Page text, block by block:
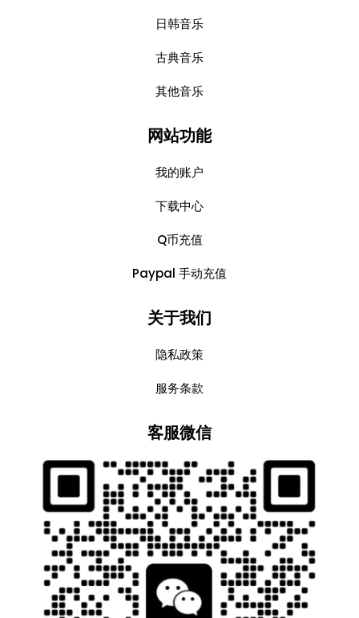
日韩音乐
古典音乐
其他音乐
网站功能
我的账户
下载中心
Q币充值
Paypal 手动充值
关于我们
隐私政策
服务条款
客服微信